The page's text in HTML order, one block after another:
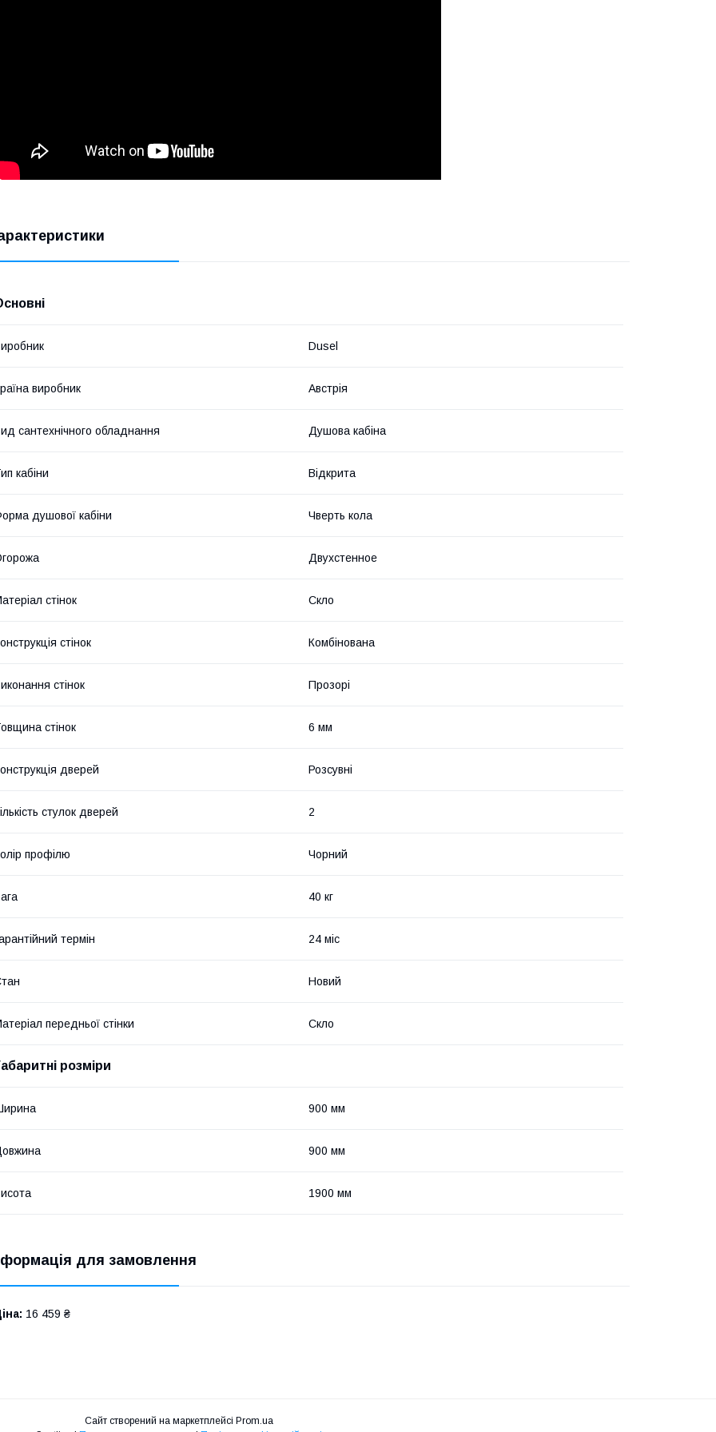
Dusel
виробник Австрія
сантехнічного обладнання Душова кабіна
кабіни Відкрита
душової кабіни Чверть кола
Двухстенное
стінок Скло
стінок Комбінована
стінок Прозорі
стінок 6 мм
дверей Розсувні
стулок дверей 2
профілю Чорний
40 кг
термін 24 міс
Новий
передньої стінки Скло
розміри
900 мм
900 мм
1900 мм
для замовлення
16 459 ₴
Сайт створений на маркетплейсі Prom.ua